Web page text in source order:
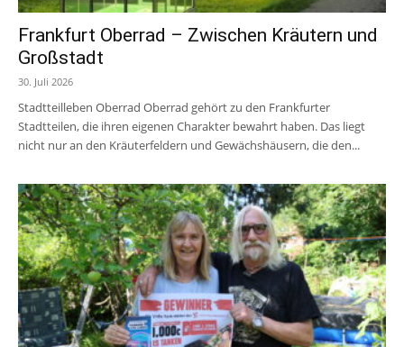
Frankfurt Oberrad – Zwischen Kräutern und
Großstadt
30. Juli 2026
Stadtteilleben Oberrad Oberrad gehört zu den Frankfurter
Stadtteilen, die ihren eigenen Charakter bewahrt haben. Das liegt
nicht nur an den Kräuterfeldern und Gewächshäusern, die den...